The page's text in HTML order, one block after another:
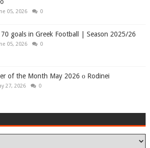
05, 2026 0
goals in Greek Football | Season 2025/26
05, 2026 0
of the Month May 2026 ο Rodinei
27, 2026 0